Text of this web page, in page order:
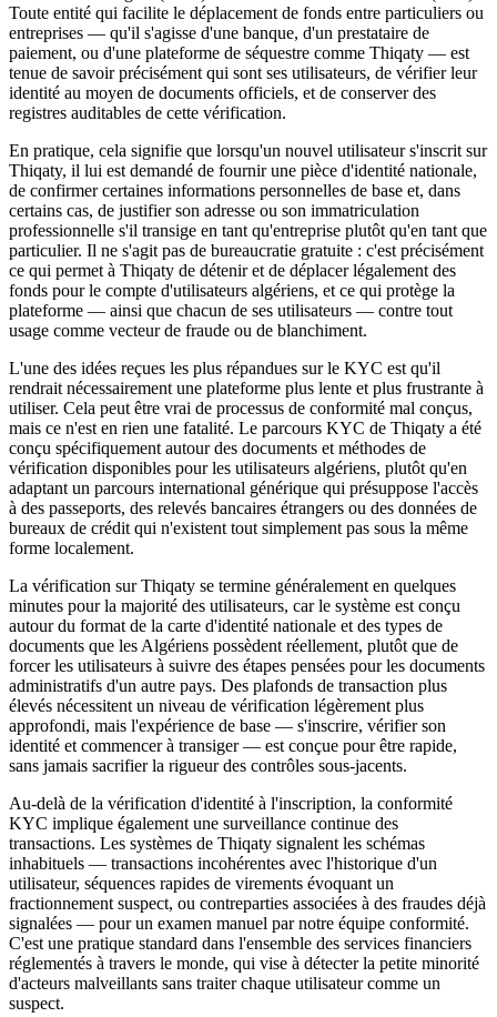
Toute entité qui facilite le déplacement de fonds entre particuliers ou
entreprises — qu'il s'agisse d'une banque, d'un prestataire de
paiement, ou d'une plateforme de séquestre comme Thiqaty — est
tenue de savoir précisément qui sont ses utilisateurs, de vérifier leur
identité au moyen de documents officiels, et de conserver des
registres auditables de cette vérification.
En pratique, cela signifie que lorsqu'un nouvel utilisateur s'inscrit sur
Thiqaty, il lui est demandé de fournir une pièce d'identité nationale,
de confirmer certaines informations personnelles de base et, dans
certains cas, de justifier son adresse ou son immatriculation
professionnelle s'il transige en tant qu'entreprise plutôt qu'en tant que
particulier. Il ne s'agit pas de bureaucratie gratuite : c'est précisément
ce qui permet à Thiqaty de détenir et de déplacer légalement des
fonds pour le compte d'utilisateurs algériens, et ce qui protège la
plateforme — ainsi que chacun de ses utilisateurs — contre tout
usage comme vecteur de fraude ou de blanchiment.
L'une des idées reçues les plus répandues sur le KYC est qu'il
rendrait nécessairement une plateforme plus lente et plus frustrante à
utiliser. Cela peut être vrai de processus de conformité mal conçus,
mais ce n'est en rien une fatalité. Le parcours KYC de Thiqaty a été
conçu spécifiquement autour des documents et méthodes de
vérification disponibles pour les utilisateurs algériens, plutôt qu'en
adaptant un parcours international générique qui présuppose l'accès
à des passeports, des relevés bancaires étrangers ou des données de
bureaux de crédit qui n'existent tout simplement pas sous la même
forme localement.
La vérification sur Thiqaty se termine généralement en quelques
minutes pour la majorité des utilisateurs, car le système est conçu
autour du format de la carte d'identité nationale et des types de
documents que les Algériens possèdent réellement, plutôt que de
forcer les utilisateurs à suivre des étapes pensées pour les documents
administratifs d'un autre pays. Des plafonds de transaction plus
élevés nécessitent un niveau de vérification légèrement plus
approfondi, mais l'expérience de base — s'inscrire, vérifier son
identité et commencer à transiger — est conçue pour être rapide,
sans jamais sacrifier la rigueur des contrôles sous-jacents.
Au-delà de la vérification d'identité à l'inscription, la conformité
KYC implique également une surveillance continue des
transactions. Les systèmes de Thiqaty signalent les schémas
inhabituels — transactions incohérentes avec l'historique d'un
utilisateur, séquences rapides de virements évoquant un
fractionnement suspect, ou contreparties associées à des fraudes déjà
signalées — pour un examen manuel par notre équipe conformité.
C'est une pratique standard dans l'ensemble des services financiers
réglementés à travers le monde, qui vise à détecter la petite minorité
d'acteurs malveillants sans traiter chaque utilisateur comme un
suspect.